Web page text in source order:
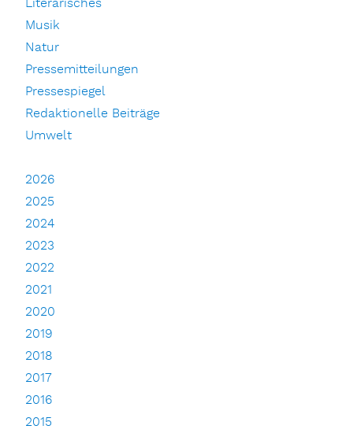
Musik
Natur
Pressemitteilungen
Pressespiegel
Redaktionelle Beiträge
Umwelt
2026
2025
2024
2023
2022
2021
2020
2019
2018
2017
2016
2015